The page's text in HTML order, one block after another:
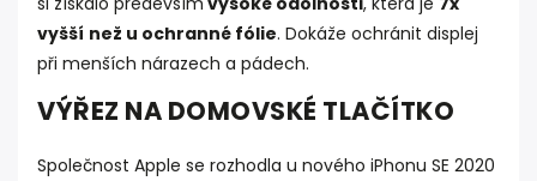
vyšší než u ochranné fólie. Dokáže ochránit displej
při menších nárazech a pádech.
VÝŘEZ NA DOMOVSKÉ TLAČÍTKO
Společnost Apple se rozhodla u nového iPhonu SE 2020